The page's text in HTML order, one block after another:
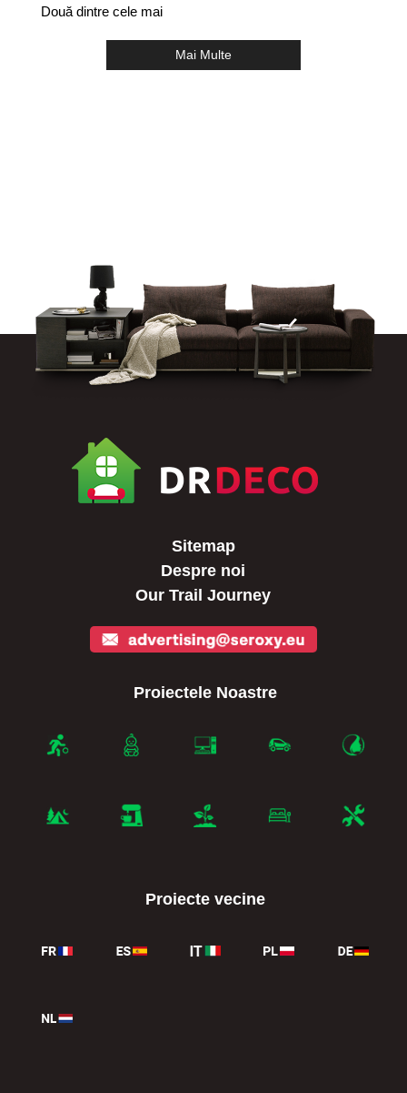
Două dintre cele mai
Mai Multe
Sitemap
Despre noi
Our Trail Journey
Proiectele Noastre
Proiecte vecine